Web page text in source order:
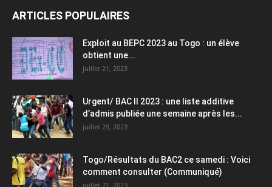
ARTICLES POPULAIRES
Exploit au BEPC 2023 au Togo : un élève
obtient une...
juillet 21, 2023
Urgent/ BAC II 2023 : une liste additive
d’admis publiée une semaine après les...
juillet 29, 2023
Togo/Résultats du BAC2 ce samedi : Voici
comment consulter (Communiqué)
juillet 21, 2023